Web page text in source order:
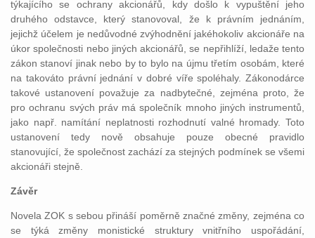
týkajícího se ochrany akcionářů, kdy došlo k vypuštění jeho
druhého odstavce, který stanovoval, že k právním jednáním,
jejichž účelem je nedůvodné zvýhodnění jakéhokoliv akcionáře na
úkor společnosti nebo jiných akcionářů, se nepřihlíží, ledaže tento
zákon stanoví jinak nebo by to bylo na újmu třetím osobám, které
na takováto právní jednání v dobré víře spoléhaly. Zákonodárce
takové ustanovení považuje za nadbytečné, zejména proto, že
pro ochranu svých práv má společník mnoho jiných instrumentů,
jako např. namítání neplatnosti rozhodnutí valné hromady. Toto
ustanovení tedy nově obsahuje pouze obecné pravidlo
stanovující, že společnost zachází za stejných podmínek se všemi
akcionáři stejně.
Závěr
Novela ZOK s sebou přináší poměrně značné změny, zejména co
se týká změny monistické struktury vnitřního uspořádání,